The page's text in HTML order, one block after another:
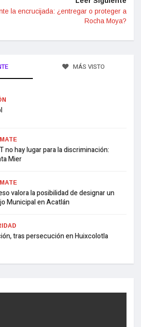
la encrucijada: ¿entregar o proteger a
Rocha Moya?
MÁS VISTO
no hay lugar para la discriminación:
Mier
valora la posibilidad de designar un
Municipal en Acatlán
tras persecución en Huixcolotla